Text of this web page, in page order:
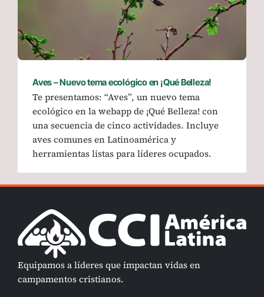
Aves – Nuevo tema ecológico en ¡Qué Belleza!
Te presentamos: “Aves”, un nuevo tema
ecológico en la webapp de ¡Qué Belleza! con
una secuencia de cinco actividades. Incluye
aves comunes en Latinoamérica y
herramientas listas para líderes ocupados.
Equipamos a líderes que impactan vidas en
campamentos cristianos.